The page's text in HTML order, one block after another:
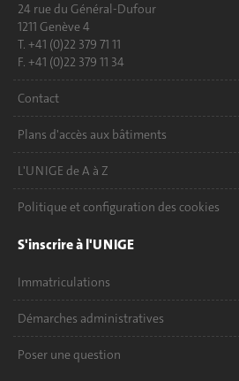
24 rue du Général-Dufour
1211 Genève 4
T. +41 (0)22 379 71 11
F. +41 (0)22 379 11 34
Contact
Plans d'accès aux bâtiments
L'UNIGE de A à Z
Politique et configuration des cookies
S'inscrire à l'UNIGE
Immatriculations
Démarches administratives
Poser une question